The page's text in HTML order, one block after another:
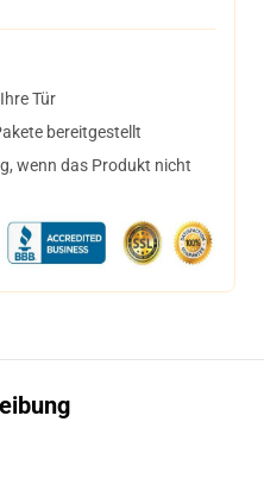
Tür
bereitgestellt
wenn das Produkt nicht